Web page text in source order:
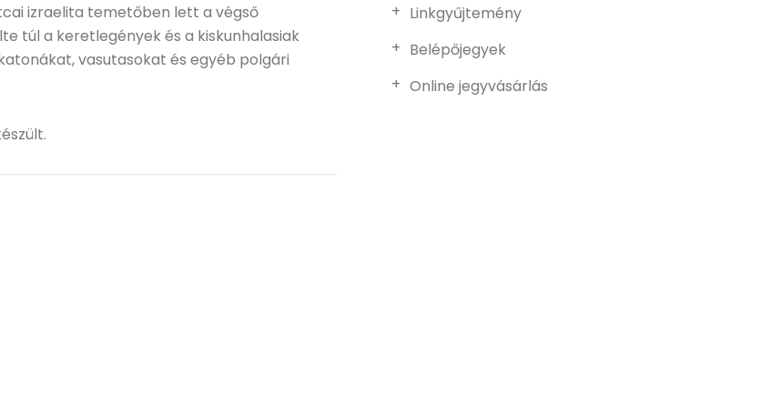
izraelita temetőben lett a végső
túl a keretlegények és a kiskunhalasiak
vasutasokat és egyéb polgári
Linkgyűjtemény
Belépőjegyek
Online jegyvásárlás